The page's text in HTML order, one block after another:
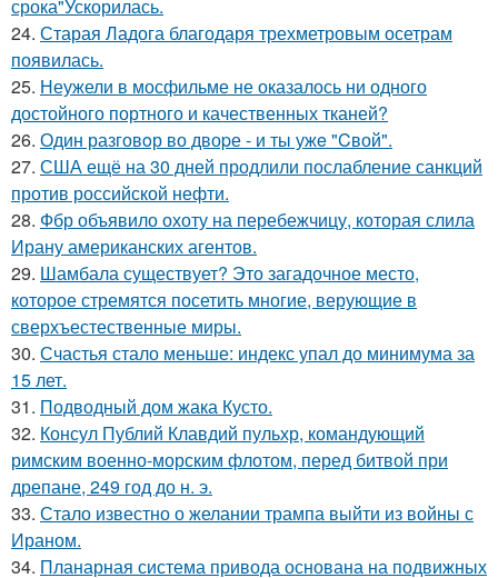
срока"Ускорилась.
24. Старая Ладога благодаря трехметровым осетрам
появилась.
25. Неужели в мосфильме не оказалось ни одного
достойного портного и качественных тканей?
26. Один разговoр во двоpе - и ты ужe "Cвой".
27. США ещё на 30 дней продлили послабление санкций
против российской нефти.
28. Фбр объявило охоту на перебежчицу, которая слила
Ирану американских агентов.
29. Шамбала существует? Это загадочное место,
которое стремятся посетить многие, верующие в
сверхъестественные миры.
30. Счастья стало меньше: индекс упал до минимума за
15 лет.
31. Подводный дом жака Кусто.
32. Консул Публий Клавдий пульхр, командующий
римским военно-морским флотом, перед битвой при
дрепане, 249 год до н. э.
33. Стало известно о желании трампа выйти из войны с
Ираном.
34. Планарная система привода основана на подвижных